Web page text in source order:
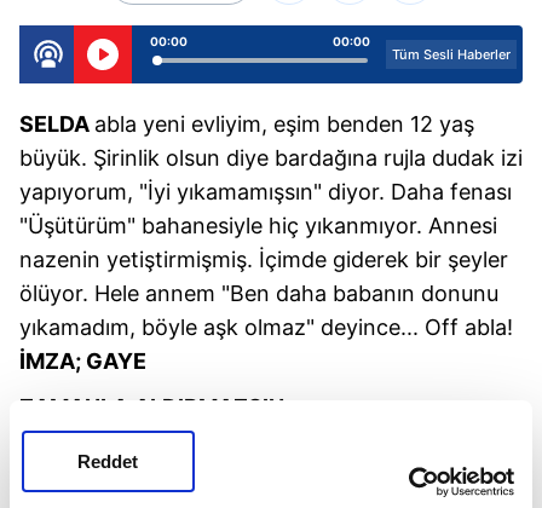
Reddet
00:00
00:00
Tüm Sesli Haberler
SELDA abla yeni evliyim, eşim benden 12 yaş
büyük. Şirinlik olsun diye bardağına rujla dudak izi
yapıyorum, "İyi yıkamamışsın" diyor. Daha fenası
"Üşütürüm" bahanesiyle hiç yıkanmıyor. Annesi
nazenin yetiştirmişmiş. İçimde giderek bir şeyler
ölüyor. Hele annem "Ben daha babanın donunu
yıkamadım, böyle aşk olmaz" deyince... Off abla!
İMZA; GAYE
ZAMANLA
ALDIRMAZSIN
S.U.CEVAP;Bahçe hortumunu mutfak
musluğuna tak, işten geldiğinde eşikteyken su tut